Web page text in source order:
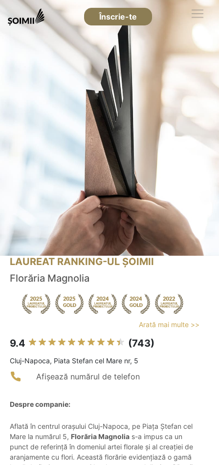
Înscrie-te
LAUREAT RANKING-UL ȘOIMII
Florăria Magnolia
Arată mai multe >>
9.4 (743)
Cluj-Napoca, Piata Stefan cel Mare nr, 5
Afișează numărul de telefon
Despre companie:
Aflată în centrul orașului Cluj-Napoca, pe Piața Ștefan cel
Mare la numărul 5, Florăria Magnolia s-a impus ca un
punct de referință în domeniul artei florale și al creației de
aranjamente cu flori. Această florărie evidențiază o gamă